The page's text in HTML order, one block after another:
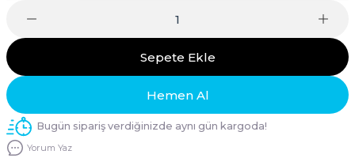
Sepete Ekle
Hemen Al
Bugün sipariş verdiğinizde aynı gün kargoda!
Yorum Yaz